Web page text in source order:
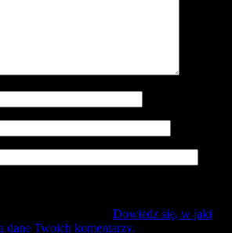
Dowiedz się, w jaki
dane Twoich komentarzy.